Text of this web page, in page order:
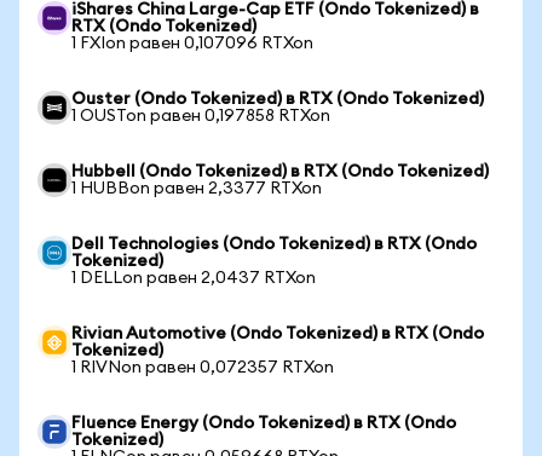
iShares China Large-Cap ETF (Ondo Tokenized) в
RTX (Ondo Tokenized)
1 FXIon равен 0,107096 RTXon
Ouster (Ondo Tokenized) в RTX (Ondo Tokenized)
1 OUSTon равен 0,197858 RTXon
Hubbell (Ondo Tokenized) в RTX (Ondo Tokenized)
1 HUBBon равен 2,3377 RTXon
Dell Technologies (Ondo Tokenized) в RTX (Ondo
Tokenized)
1 DELLon равен 2,0437 RTXon
Rivian Automotive (Ondo Tokenized) в RTX (Ondo
Tokenized)
1 RIVNon равен 0,072357 RTXon
Fluence Energy (Ondo Tokenized) в RTX (Ondo
Tokenized)